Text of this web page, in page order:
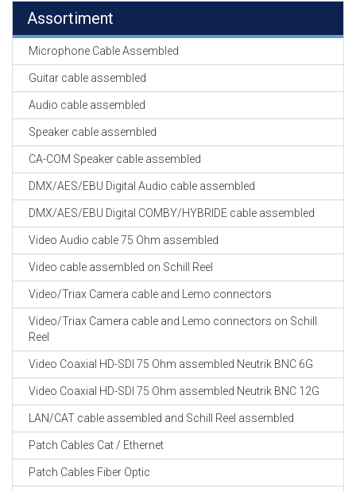
Assortiment
Microphone Cable Assembled
Guitar cable assembled
Audio cable assembled
Speaker cable assembled
CA-COM Speaker cable assembled
DMX/AES/EBU Digital Audio cable assembled
DMX/AES/EBU Digital COMBY/HYBRIDE cable assembled
Video Audio cable 75 Ohm assembled
Video cable assembled on Schill Reel
Video/Triax Camera cable and Lemo connectors
Video/Triax Camera cable and Lemo connectors on Schill
Reel
Video Coaxial HD-SDI 75 Ohm assembled Neutrik BNC 6G
Video Coaxial HD-SDI 75 Ohm assembled Neutrik BNC 12G
LAN/CAT cable assembled and Schill Reel assembled
Patch Cables Cat / Ethernet
Patch Cables Fiber Optic